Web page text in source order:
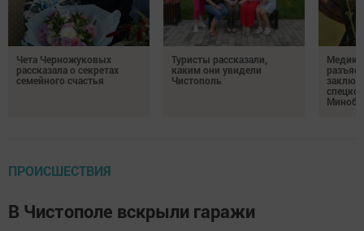
Чета Черножуковых
рассказала о секретах
семейного счастья
Туристы рассказали,
каким они увидели
Чистополь
ПРОИСШЕСТВИЯ
В Чистополе вскрыли гаражи